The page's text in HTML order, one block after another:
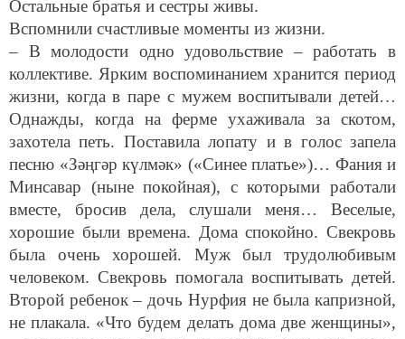
Вспомнили счастливые моменты из жизни.
– В молодости одно удовольствие – работать в
коллективе. Ярким воспоминанием хранится период
жизни, когда в паре с мужем воспитывали детей…
Однажды, когда на ферме ухаживала за скотом,
захотела петь. Поставила лопату и в голос запела
песню «Зәңгәр күлмәк» («Синее платье»)… Фания и
Минсавар (ныне покойная), с которыми работали
вместе, бросив дела, слушали меня… Веселые,
хорошие были времена. Дома спокойно. Свекровь
была очень хорошей. Муж был трудолюбивым
человеком. Свекровь помогала воспитывать детей.
Второй ребенок – дочь Нурфия не была капризной,
не плакала. «Что будем делать дома две женщины»,
– подумала я и вышла на работу. Так хоть сено,